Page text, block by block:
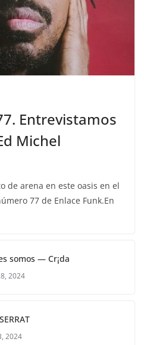
Entrevistamos
Michel
de arena en este oasis en el
77 de Enlace Funk.En
somos — Cr¡da
2024
2024